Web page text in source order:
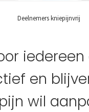
Deelnemers kniepijnvrij
iedereen
en
wil